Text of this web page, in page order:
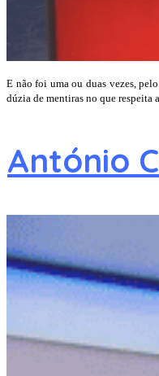
E não foi uma ou duas vezes,
dúzia de mentiras no que respeita
António